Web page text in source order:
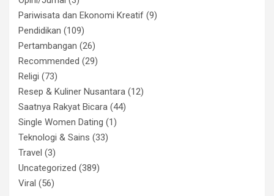
Pariwisata dan Ekonomi Kreatif (9)
Pendidikan (109)
Pertambangan (26)
Recommended (29)
Religi (73)
Resep & Kuliner Nusantara (12)
Saatnya Rakyat Bicara (44)
Single Women Dating (1)
Teknologi & Sains (33)
Travel (3)
Uncategorized (389)
Viral (56)